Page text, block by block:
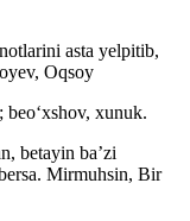
asta yelpitib,
Oqsoy
xunuk.
betayin baʼzi
Mirmuhsin, Bir